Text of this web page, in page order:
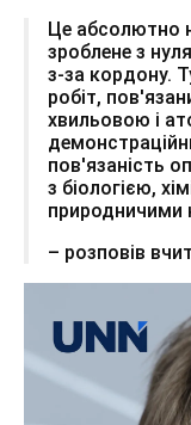
Це абсолютно
зроблене з
з-за кордону.
робіт,
хвильовою і
пов'язаність
з біологією,
природничими
– розповів